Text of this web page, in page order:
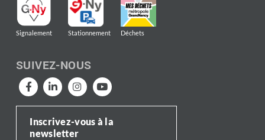
Signalement Stationnement Déchets
SUIVEZ-NOUS
Inscrivez-vous à la
newsletter